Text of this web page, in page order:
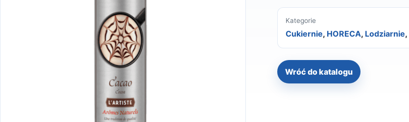
Kategorie
Cukiernie, HORECA, Lodziarnie,
Wróć do katalogu